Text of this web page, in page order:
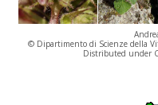
© Dipartimento di Scienze della
Distributed under